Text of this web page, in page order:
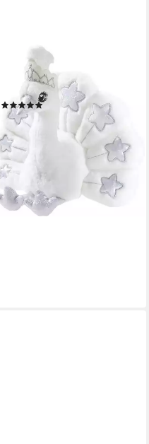
HEUNEC®
Kuscheltier Crownie, Pfau, 30
16,31 € 19,99 €
-18%
lieferbar - in 6-8 Werktagen bei dir